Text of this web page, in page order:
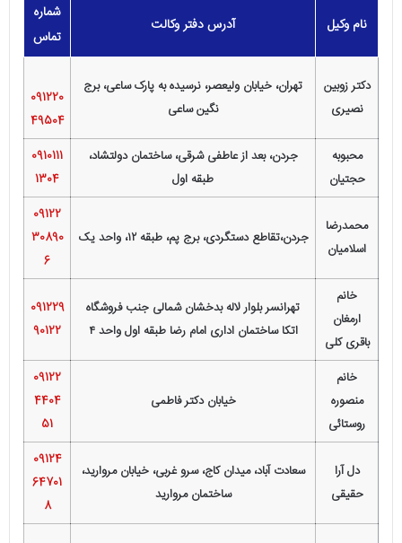
نام وکیل آدرس دفتر وکالت
شماره
تماس
دکتر زوبین
نصیری
تهران، خیابان ولیعصر، نرسیده به پارک ساعی، برج
نگین ساعی
091220
49504
محبوبه
حجتیان
جردن، بعد از عاطفی شرقی، ساختمان دولتشاد،
طبقه اول
0910111
1304
محمدرضا
اسلامیان
جردن،تقاطع دستگردی، برج پم، طبقه ۱۲، واحد یک
09122
30890
6
خانم
ارمغان
باقری کلی
تهرانسر بلوار لاله بدخشان شمالی جنب فروشگاه
اتکا ساختمان اداری امام رضا طبقه اول واحد ۴
091229
90122
خانم
منصوره
روستائی
خیابان دکتر فاطمی
09122
4404
51
دل آرا
حقیقی
سعادت آباد، میدان کاج، سرو غربی، خیابان مروارید،
ساختمان مروارید
09124
64701
8